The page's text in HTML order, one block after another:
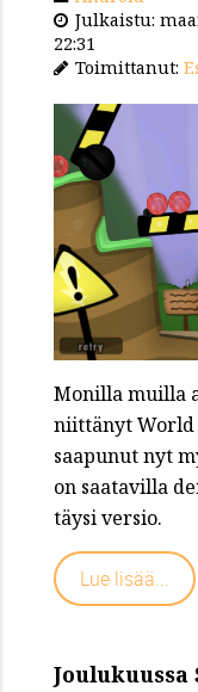
Julkaistu:
22:31
Toimittanut:
Monilla muilla
niittänyt World
saapunut nyt
on saatavilla
täysi versio.
Lue lisää...
Joulukuussa